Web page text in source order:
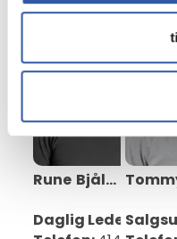
Rune
Bjåland
Daglig Leder